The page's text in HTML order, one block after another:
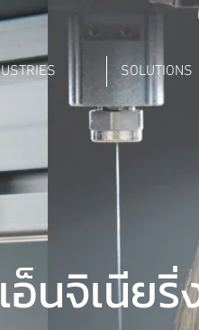
SOLUTIONS
อ็นจิเนียริ่